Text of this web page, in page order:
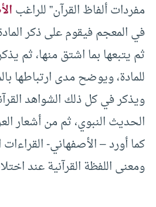
مفردات ألفاظ القرآن” للراغب
في المعجم فيقوم على ذكر
ثم يتبعها بما اشتق منها، ثم
للمادة، ويوضح مدى ارتباطها
ويذكر في كل ذلك الشواهد
الحديث النبوي، ثم من أشعار
كما أورد – الأصفهاني- القراءات
ومعنى اللفظة القرآنية عند